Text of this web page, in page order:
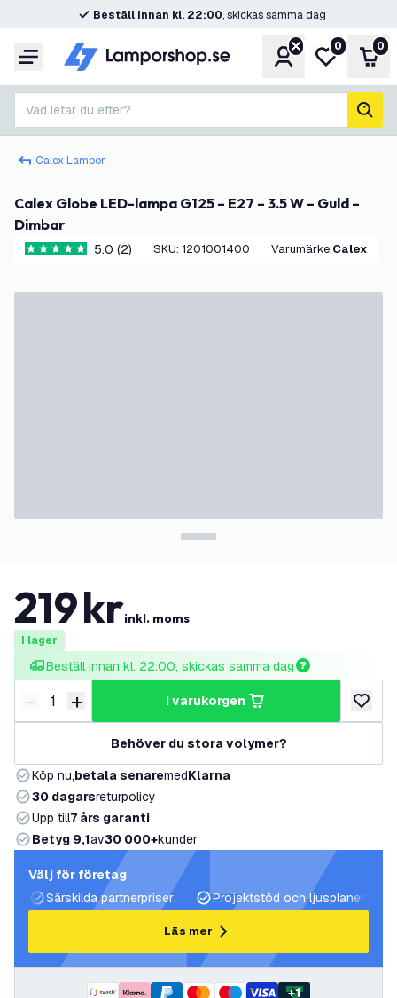
Beställ innan kl. 22:00, skickas samma dag
Meny KontoMin0 0
Vad letar du efter?
sök
Calex Lampor
Calex Globe LED-lampa G125 – E27 – 3.5 W – Guld –
Dimbar
5 stjärnbetyg5.0 (2) SKU: 1201001400 Varumärke: Calex
219krinkl. moms
I lager
Beställ innan kl. 22:00, skickas samma dag
Minska antal
- Öka antal
+ i varukorgen
lägg
Behöver du stora volymer?
Köp nu,betala senaremedKlarna
30 dagarsreturpolicy
Upp till7 års garanti
Betyg 9,1av30 000+kunder
Välj för företag
Särskilda partnerpriser
Projektstöd och ljusplaner
Läs mer
+1